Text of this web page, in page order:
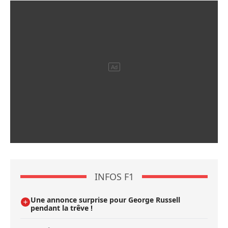
INFOS F1
Une annonce surprise pour George Russell
pendant la trêve !